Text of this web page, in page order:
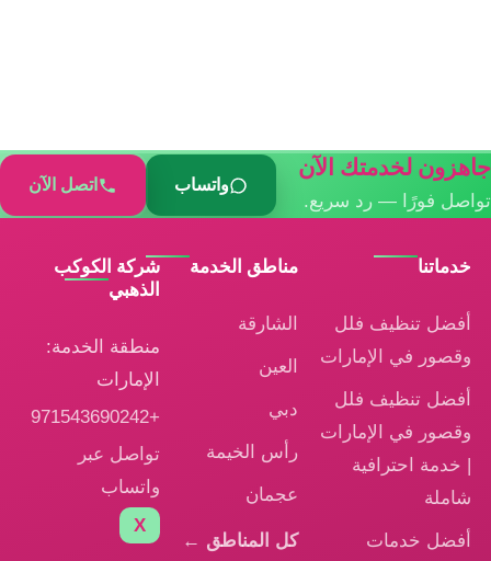
جاهزون لخدمتك الآن
تواصل فورًا — رد سريع.
واتساب اتصل الآن
خدماتنا
أفضل تنظيف فلل
وقصور في الإمارات
أفضل تنظيف فلل
وقصور في الإمارات
| خدمة احترافية
شاملة
أفضل خدمات
مناطق الخدمة
الشارقة
العين
دبي
رأس الخيمة
عجمان
كل المناطق ←
شركة الكوكب
الذهبي
منطقة الخدمة:
الإمارات
+971543690242
تواصل عبر
واتساب
X